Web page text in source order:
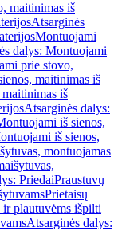
maitinimas iš
Atsarginės
Montuojami
dalys: Montuojami
prie stovo,
maitinimas iš
iš
Atsarginės dalys:
iš sienos,
iš sienos,
montuojamas
PriedaiPraustuvų
Prietaisų
ir plautuvėms išpilti
Atsarginės dalys: